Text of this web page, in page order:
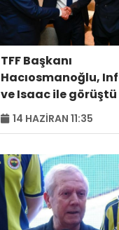
TFF Başkanı
Hacıosmanoğlu,
ve Isaac ile görüştü
14 HAZIRAN 11:35